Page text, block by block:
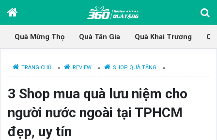
Quà Mừng Thọ Quà Tân Gia Quà Khai Trương
TRANG CHỦ » REVIEW » SHOP QUÀ TẶNG »
3 Shop mua quà lưu niệm cho
người nước ngoài tại TPHCM
đẹp, uy tín